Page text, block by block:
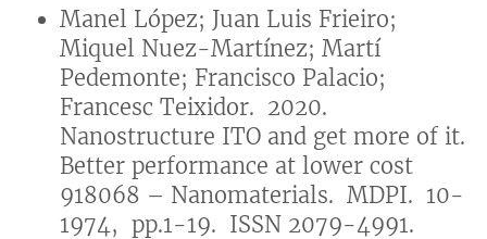
Manel López; Juan Luis Frieiro;
Miquel Nuez-Martínez; Martí
Pedemonte; Francisco Palacio;
Francesc Teixidor. 2020.
Nanostructure ITO and get more of it.
Better performance at lower cost
918068 – Nanomaterials. MDPI. 10-
1974, pp.1-19. ISSN 2079-4991.